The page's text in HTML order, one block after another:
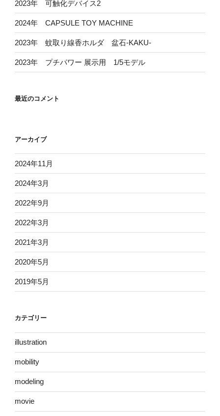
2023年 可触化デバイス2
2024年 CAPSULE TOY MACHINE
2023年 蚊取り線香ホルダ 盆石-KAKU-
2023年 プチパワー 展示用 1/5モデル
最近のコメント
アーカイブ
2024年11月
2024年3月
2022年9月
2022年3月
2021年3月
2020年5月
2019年5月
カテゴリー
illustration
mobility
modeling
movie